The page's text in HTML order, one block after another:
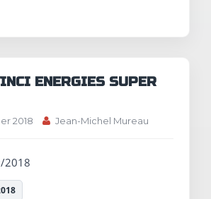
ENERGIES SUPER
2018 Jean-Michel Mureau
2018